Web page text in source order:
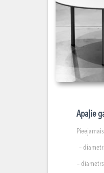
Apaļie
–
–